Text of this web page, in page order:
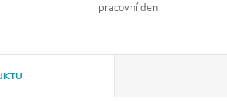
pracovní den